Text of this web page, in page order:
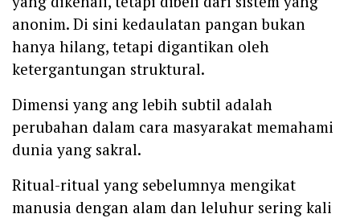
anonim. Di sini kedaulatan pangan bukan
hanya hilang, tetapi digantikan oleh
ketergantungan struktural.
Dimensi yang ang lebih subtil adalah
perubahan dalam cara masyarakat memahami
dunia yang sakral.
Ritual-ritual yang sebelumnya mengikat
manusia dengan alam dan leluhur sering kali